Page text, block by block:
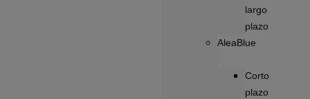
largo
plazo
AleaBlue
Corto
plazo